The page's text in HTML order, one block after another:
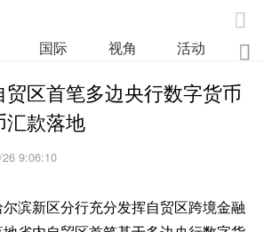

国际 视角 活动 业

区首笔多边央行数字货币
汇款落地
9:06:10
滨新区分行充分发挥自贸区跨境金融